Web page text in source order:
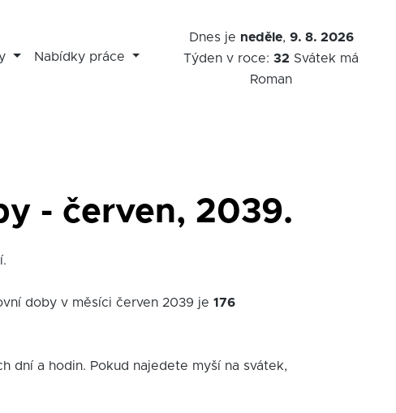
Nabídky práce
Dnes je neděle, 9. 8. 2026
Týden v roce:32 Svátek má
Roman
- červen, 2039.
doby v měsíci červen 2039 je 176
dní a hodin. Pokud najedete myší na svátek,